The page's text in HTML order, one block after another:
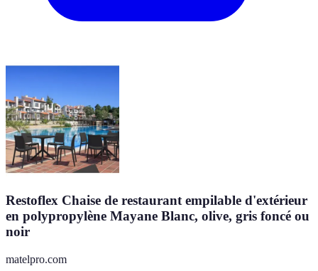
Restoflex Chaise de restaurant empilable d'extérieur
en polypropylène Mayane Blanc, olive, gris foncé ou
noir
matelpro.com